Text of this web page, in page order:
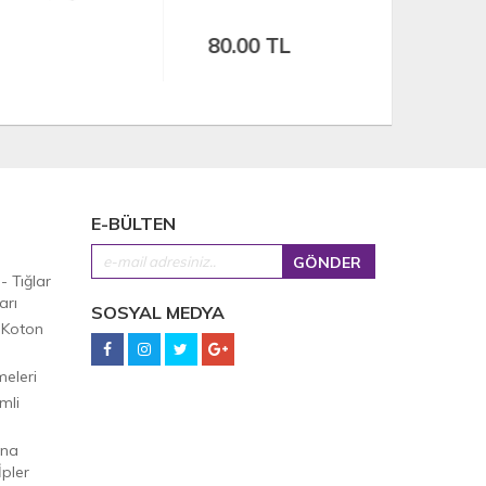
Tığlar
E-BÜLTEN
SOSYAL MEDYA